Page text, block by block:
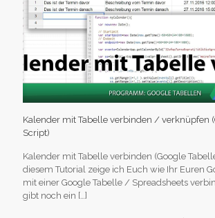
Kalender mit Tabelle verbinden / verknüpfen
Script)
Kalender mit Tabelle verbinden (Google
diesem Tutorial zeige ich Euch wie Ihr Euren
mit einer Google Tabelle / Spreadsheets
gibt noch ein […]